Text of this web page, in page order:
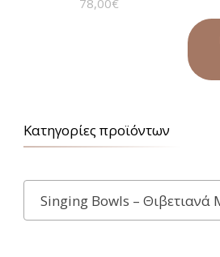
78,00€
Κατηγορίες προϊόντων
Singing Bowls – Θιβετιανά